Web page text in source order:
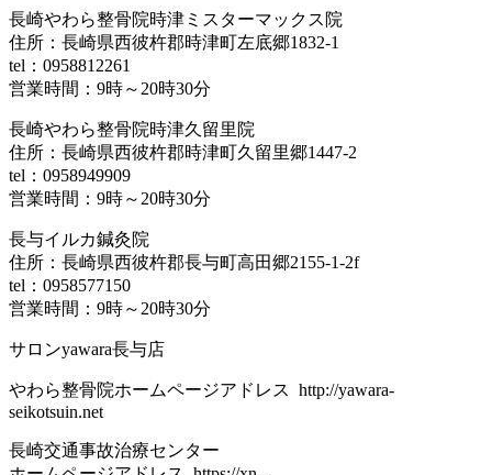
長崎やわら整骨院時津ミスターマックス院
住所：長崎県西彼杵郡時津町左底郷1832-1
tel：0958812261
営業時間：9時～20時30分
長崎やわら整骨院時津久留里院
住所：長崎県西彼杵郡時津町久留里郷1447-2
tel：0958949909
営業時間：9時～20時30分
長与イルカ鍼灸院
住所：長崎県西彼杵郡長与町高田郷2155-1-2f
tel：0958577150
営業時間：9時～20時30分
サロンyawara長与店
やわら整骨院ホームページアドレス http://yawara-
seikotsuin.net
長崎交通事故治療センター